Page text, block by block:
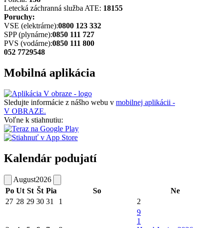
Letecká záchranná služba ATE: 18155
Poruchy:
VSE (elektrárne):0800 123 332
SPP (plynárne):0850 111 727
PVS (vodárne):0850 111 800
052 7729548
Mobilná aplikácia
Sledujte informácie z nášho webu v mobilnej aplikácii -
V OBRAZE.
Voľne k stiahnutiu:
Kalendár podujatí
August2026
Po Ut St Št Pia So
Ne
27 28 29 30 31 1 2
9
1